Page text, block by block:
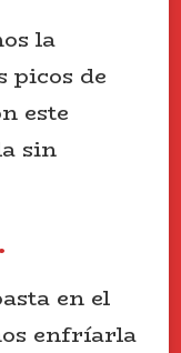
la
picos de
este
sin
en el
enfríarla